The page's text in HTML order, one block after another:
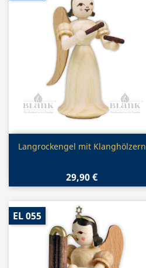
Vorschau
Langrockengel mit Klanghölzern
29,90 €
EL 055